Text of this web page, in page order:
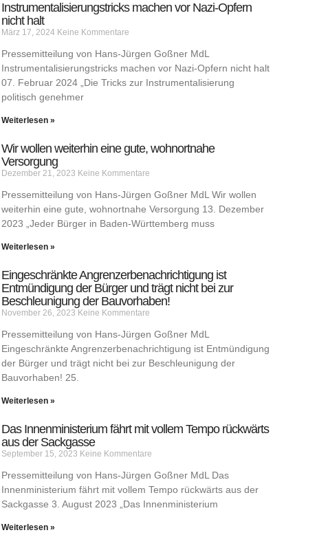
Instrumentalisierungstricks machen vor Nazi-Opfern
nicht halt
März 17, 2024 Keine Kommentare
Pressemitteilung von Hans-Jürgen Goßner MdL
Instrumentalisierungstricks machen vor Nazi-Opfern nicht halt
07. Februar 2024 „Die Tricks zur Instrumentalisierung
politisch genehmer
Weiterlesen »
Wir wollen weiterhin eine gute, wohnortnahe
Versorgung
Dezember 21, 2023 Keine Kommentare
Pressemitteilung von Hans-Jürgen Goßner MdL Wir wollen
weiterhin eine gute, wohnortnahe Versorgung 13. Dezember
2023 „Jeder Bürger in Baden-Württemberg muss
Weiterlesen »
Eingeschränkte Angrenzerbenachrichtigung ist
Entmündigung der Bürger und trägt nicht bei zur
Beschleunigung der Bauvorhaben!
November 26, 2023 Keine Kommentare
Pressemitteilung von Hans-Jürgen Goßner MdL
Eingeschränkte Angrenzerbenachrichtigung ist Entmündigung
der Bürger und trägt nicht bei zur Beschleunigung der
Bauvorhaben! 25.
Weiterlesen »
Das Innenministerium fährt mit vollem Tempo rückwärts
aus der Sackgasse
September 15, 2023 Keine Kommentare
Pressemitteilung von Hans-Jürgen Goßner MdL Das
Innenministerium fährt mit vollem Tempo rückwärts aus der
Sackgasse 3. August 2023 „Das Innenministerium
Weiterlesen »